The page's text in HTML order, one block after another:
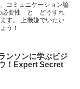
コミュニケーション論
必要性 と どうすれ
す。 上機嫌でいたい
う！
ンソンに学ぶビジ
！Expert Secret